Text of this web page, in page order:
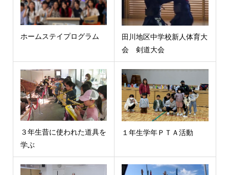
ホームステイプログラム
田川地区中学校新人体育大
会 剣道大会
３年生昔に使われた道具を
学ぶ
１年生学年ＰＴＡ活動